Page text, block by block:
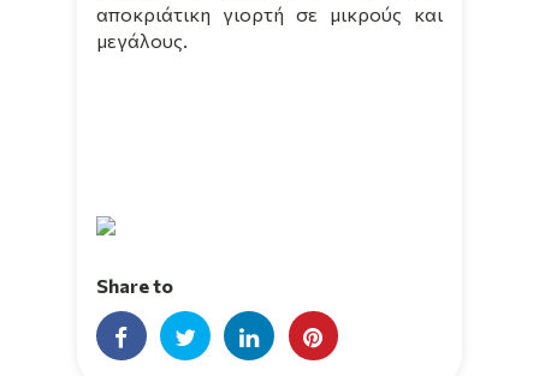
αποκριάτικη γιορτή σε μικρούς και
μεγάλους.
Share to